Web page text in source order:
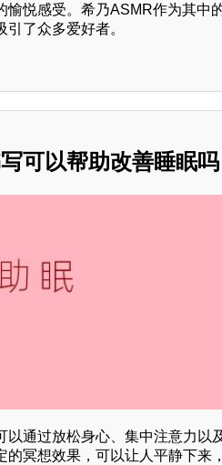
愉悦感受。希乃ASMR作为其中
了众多爱好者。
可以帮助改善睡眠吗
以通过放松身心、集中注意力以
的冥想效果，可以让人平静下来